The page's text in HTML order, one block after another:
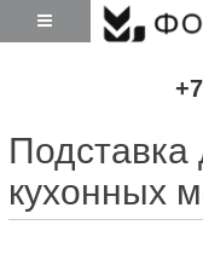
Подставка
кухонных